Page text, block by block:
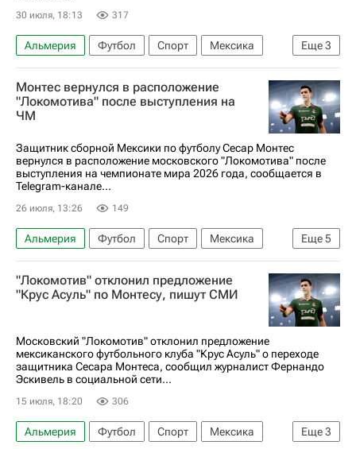
30 июля, 18:13 317
Еще3
Альмерия Футбол Спорт
Мексика
Сесар Монтес (24.02.1997)
Локомотив (Москва)
Крус Асуль
Монтес вернулся в расположение
"Локомотива" после выступления на
ЧМ
Защитник сборной Мексики по футболу Сесар Монтес
вернулся в расположение московского "Локомотива" после
выступления на чемпионате мира 2026 года, сообщается в
Telegram-канале...
26 июля, 13:26 149
Еще5
Альмерия Футбол Спорт
Мексика
Сесар Монтес (24.02.1997)
Локомотив (Москва)
Ахмат
РПЛ 2026-2027 (Чемпионат России по футболу)
ЧМ по футболу 2026
"Локомотив" отклонил предложение
"Крус Асуль" по Монтесу, пишут СМИ
Московский "Локомотив" отклонил предложение
мексиканского футбольного клуба "Крус Асуль" о переходе
защитника Сесара Монтеса, сообщил журналист Фернандо
Эскивель в социальной сети...
15 июля, 18:20 306
Еще3
Альмерия Футбол Спорт
Мексика